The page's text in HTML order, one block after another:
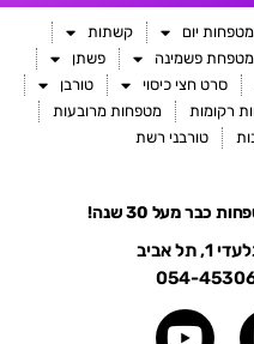
מטפחות יום
קשתות
מטפחת פשמינה
פשתן
סרט חצי כיסוי
טורבן
רקומות
מטפחות מרובעות
טורבני רשת
כבר מעל 30 שנה!
אביב